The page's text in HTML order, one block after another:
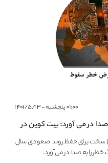
۰۱:۰۰ پنجشنبه - ۱۴۰۱/۵/۱۳
در می آورد: بیت کوین در
آن چیست؟
در حالی که گاوهای نر بیت کوین (BTC) سخت برای حفظ روند صعودی سال
خطر را به صدا در می‌آورد.